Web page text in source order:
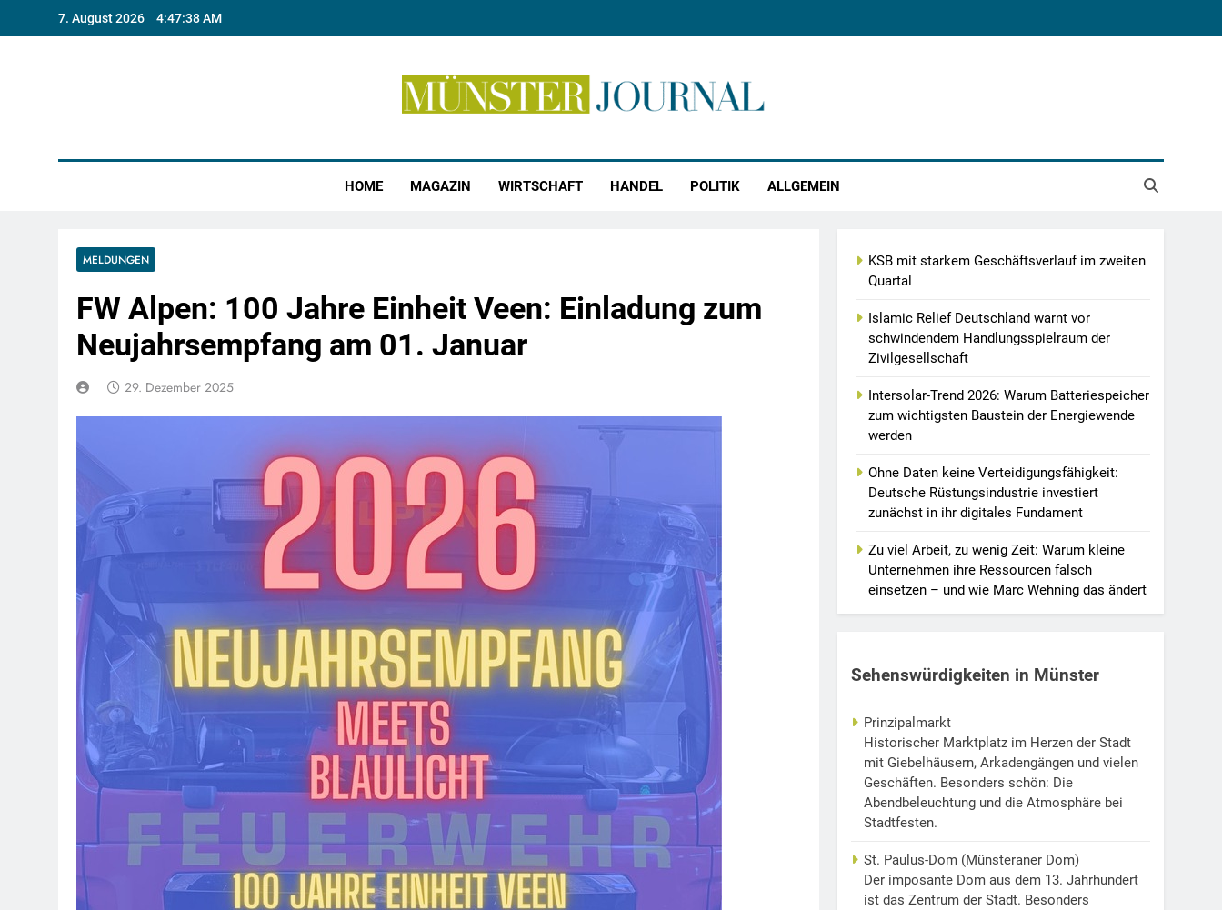
7. August 2026 4:47:39 AM
HOME MAGAZIN WIRTSCHAFT HANDEL POLITIK ALLGEMEIN
MELDUNGEN
FW Alpen: 100 Jahre Einheit Veen: Einladung zum
Neujahrsempfang am 01. Januar
29. Dezember 2025
KSB mit starkem Geschäftsverlauf im zweiten
Quartal
Islamic Relief Deutschland warnt vor
schwindendem Handlungsspielraum der
Zivilgesellschaft
Intersolar-Trend 2026: Warum Batteriespeicher
zum wichtigsten Baustein der Energiewende
werden
Ohne Daten keine Verteidigungsfähigkeit:
Deutsche Rüstungsindustrie investiert
zunächst in ihr digitales Fundament
Zu viel Arbeit, zu wenig Zeit: Warum kleine
Unternehmen ihre Ressourcen falsch
einsetzen – und wie Marc Wehning das ändert
Sehenswürdigkeiten in Münster
Prinzipalmarkt
Historischer Marktplatz im Herzen der Stadt
mit Giebelhäusern, Arkadengängen und vielen
Geschäften. Besonders schön: Die
Abendbeleuchtung und die Atmosphäre bei
Stadtfesten.
St. Paulus-Dom (Münsteraner Dom)
Der imposante Dom aus dem 13. Jahrhundert
ist das Zentrum der Stadt. Besonders